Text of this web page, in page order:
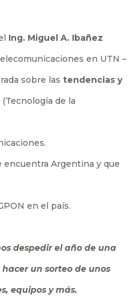
Ing. Miguel A. Ibañez
en UTN –
sobre las tendencias y
(Tecnología de la
encuentra Argentina y que
en el país.
despedir el año de una
un sorteo de unos
equipos y más.